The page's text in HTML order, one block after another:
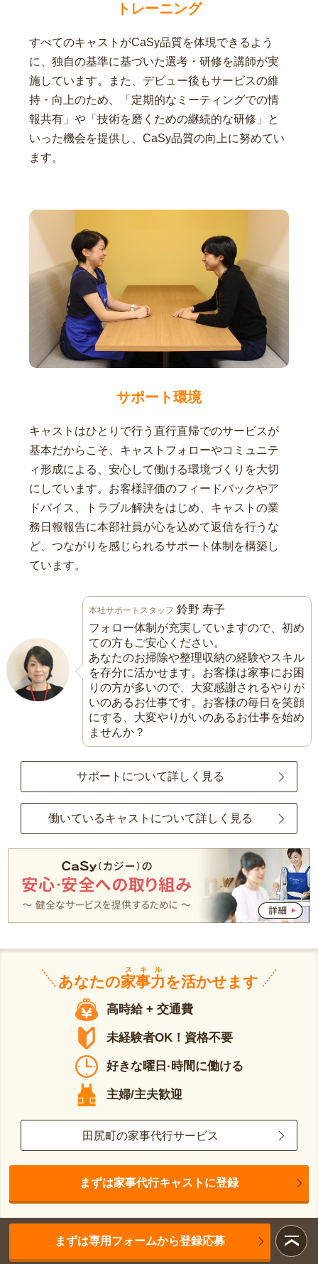
トレーニング
すべてのキャストがCaSy品質を体現できるよう
に、独自の基準に基づいた選考・研修を講師が実
施しています。また、デビュー後もサービスの維
持・向上のため、「定期的なミーティングでの情
報共有」や「技術を磨くための継続的な研修」と
いった機会を提供し、CaSy品質の向上に努めてい
ます。
サポート環境
キャストはひとりで行う直行直帰でのサービスが
基本だからこそ、キャストフォローやコミュニテ
ィ形成による、安心して働ける環境づくりを大切
にしています。お客様評価のフィードバックやア
ドバイス、トラブル解決をはじめ、キャストの業
務日報報告に本部社員が心を込めて返信を行うな
ど、つながりを感じられるサポート体制を構築し
ています。
本社サポートスタッフ 鈴野 寿子
フォロー体制が充実していますので、初め
ての方もご安心ください。
あなたのお掃除や整理収納の経験やスキル
を存分に活かせます。お客様は家事にお困
りの方が多いので、大変感謝されるやりが
いのあるお仕事です。お客様の毎日を笑顔
にする、大変やりがいのあるお仕事を始め
ませんか？
サポートについて詳しく見る
働いているキャストについて詳しく見る
あなたの家事力
スキル
を活かせます
高時給 + 交通費
未経験者OK！資格不要
好きな曜日·時間に働ける
主婦/主夫歓迎
田尻町の家事代行サービス
まずは家事代行キャストに登録
まずは専用フォームから登録応募